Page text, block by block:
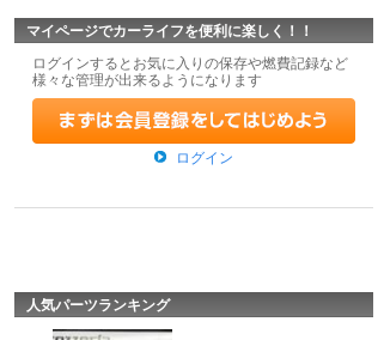
マイページでカーライフを便利に楽しく！！
ログインするとお気に入りの保存や燃費記録など
様々な管理が出来るようになります
ログイン
人気パーツランキング